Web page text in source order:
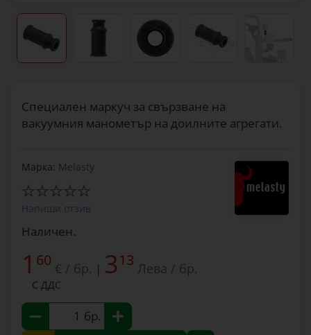
Специален маркуч за свързване на
вакуумния манометър на доилните агрегати.
Марка: Melasty
Напиши отзив
Наличен.
1 60 € / бр. | 313 Лева / бр.
С ДДС
бр.